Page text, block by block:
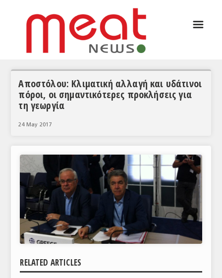
ΣΥΝΕΝΤΕΥΞΕΙΣ
ΚΟΣΜΟΣ
ΕΙΔΗΣΕΙΣ
ΕΥΡΩΠΑΪΚΕΣ ΑΠΟΦΑΣΕΙΣ
ΘΕΜΑΤΑ
ΑΝΑΛΥΣΕΙΣ
☰
Αποστόλου: Κλιματική αλλαγή και υδάτινοι
πόροι, οι σημαντικότερες προκλήσεις για
τη γεωργία
24 May 2017
RELATED ARTICLES